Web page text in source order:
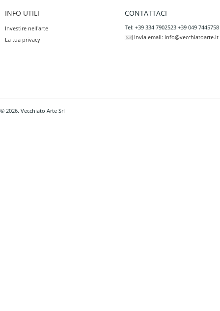
INFO UTILI
Investire nell'arte
La tua privacy
CONTATTACI
Tel: +39 334 7902523 +39 049 7445758
Invia email: info@vecchiatoarte.it
© 2026. Vecchiato Arte Srl